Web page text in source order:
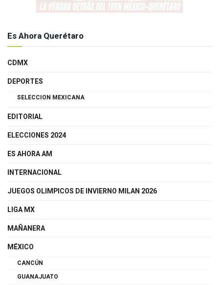
Es Ahora Querétaro
CDMX
DEPORTES
SELECCION MEXICANA
EDITORIAL
ELECCIONES 2024
ES AHORA AM
INTERNACIONAL
JUEGOS OLIMPICOS DE INVIERNO MILAN 2026
LIGA MX
MAÑANERA
MÉXICO
CANCÚN
GUANAJUATO